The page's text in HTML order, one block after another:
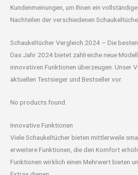
Kundenmeinungen, um Ihnen ein
Nachteilen der verschiedenen
Schaukeltücher Vergleich 2024 – Die
Das Jahr 2024 bietet zahlreiche neue
innovativen Funktionen überzeugen. Unser
aktuellen Testsieger und Bestseller vor.
No products found.
Innovative Funktionen
Viele Schaukeltücher bieten mittlerweile
erweitere Funktionen, die den Komfort
Funktionen wirklich einen Mehrwert bieten